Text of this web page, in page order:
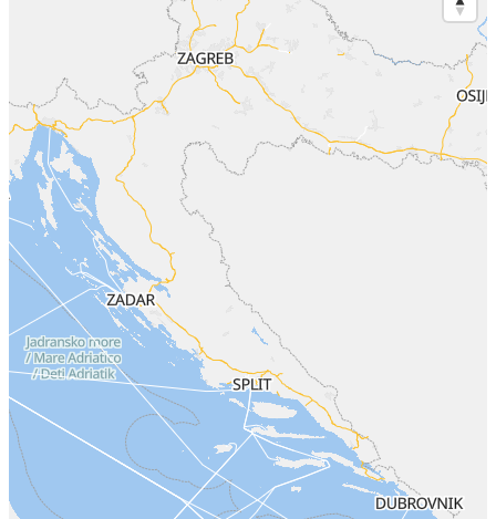
Zagreb - Sveti Martin na Muri
Duga Resa - Buzet
Municipality of Povljana - Karlovac
Zagreb - Nova Gradiška
Osijek - Vinkovci
Zagreb - Pozega
Mirlović Zagora - Kaštela
Oprisavci - Dalj
Dalj - Osijek